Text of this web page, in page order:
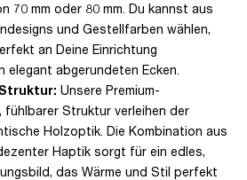
70 mm oder 80 mm. Du kannst aus
und Gestellfarben wählen,
an Deine Einrichtung
elegant abgerundeten Ecken.
Unsere Premium-
fühlbarer Struktur verleihen der
Holzoptik. Die Kombination aus
Haptik sorgt für ein edles,
das Wärme und Stil perfekt